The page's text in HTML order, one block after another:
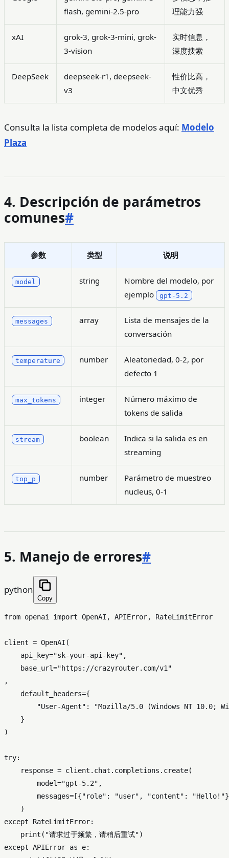
flash, gemini-2.5-pro
理能力强
xAI
grok-3, grok-3-mini, grok-
3-vision
实时信息，
深度搜索
DeepSeek
deepseek-r1, deepseek-
v3
性价比高，
中文优秀
Consulta la lista completa de modelos aquí: Modelo
Plaza
4. Descripción de parámetros
comunes#
参数 类型 说明
model string
Nombre del modelo, por
ejemplo gpt-5.2
messages array
Lista de mensajes de la
conversación
temperature number
Aleatoriedad, 0-2, por
defecto 1
max_tokens integer
Número máximo de
tokens de salida
stream boolean
Indica si la salida es en
streaming
top_p number
Parámetro de muestreo
nucleus, 0-1
5. Manejo de errores#
python
Copy
from openai import OpenAI, APIError, RateLimitError
client = OpenAI(
    api_key=
"sk-your-api-key" ,
    base_url=
"https://crazyrouter.com/v1"
,
    default_headers={
"User-Agent" :
"Mozilla/5.0 (Windows NT 10.0;
    }
)
try:
    response = client.chat.completions.create(
        model=
"gpt-5.2" ,
        messages=[{
"role" : "user" , "content" : "Hello!"
except RateLimitError:
print ( "请求过于频繁，请稍后重试"
except APIError as e: